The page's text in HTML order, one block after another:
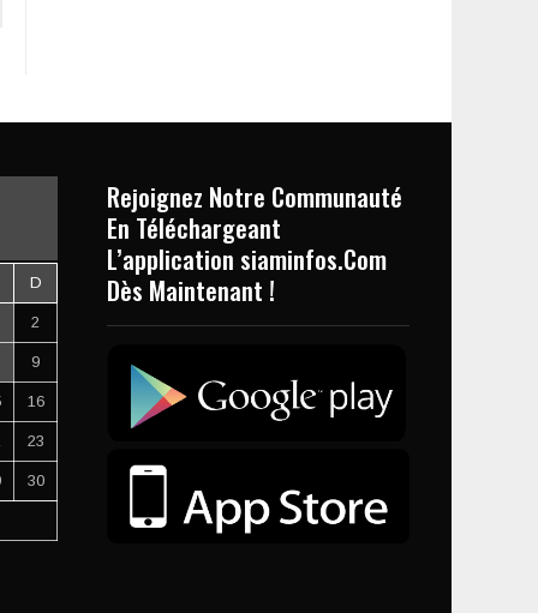
D
2
9
16
23
30
Rejoignez Notre Communauté
En Téléchargeant
L’application siaminfos.Com
Dès Maintenant !